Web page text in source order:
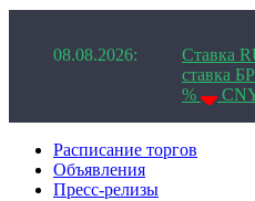
08.08.2026: Ставка
ставка
%
Расписание торгов
Объявления
Пресс-релизы